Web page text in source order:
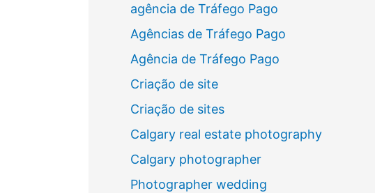
agência de Tráfego Pago
Agências de Tráfego Pago
Agência de Tráfego Pago
Criação de site
Criação de sites
Calgary real estate photography
Calgary photographer
Photographer wedding